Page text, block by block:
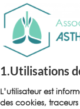
1.Utilisations
L’utilisateur est
des cookies,